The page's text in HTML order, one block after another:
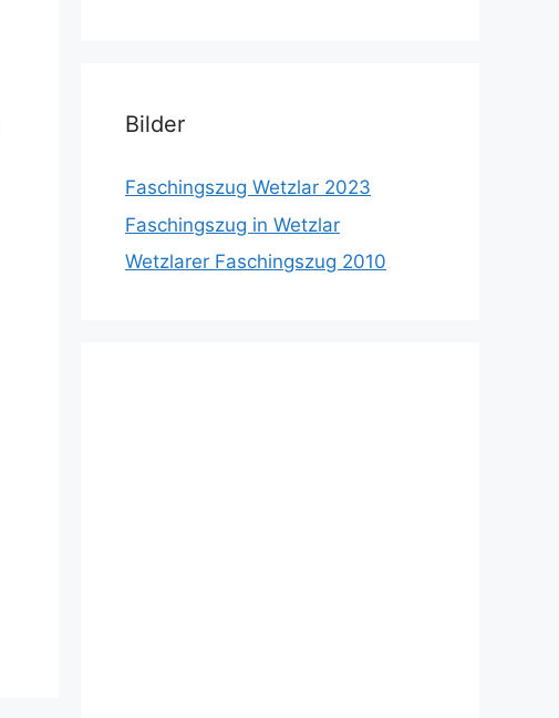
Bilder
Faschingszug Wetzlar 2023
Faschingszug in Wetzlar
Wetzlarer Faschingszug 2010